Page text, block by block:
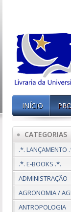
INÍCIO
CATEGORIAS
.*. LANÇAMENTO
.*. E-BOOKS .*.
ADMINISTRAÇÃO
AGRONOMIA /
ANTROPOLOGIA